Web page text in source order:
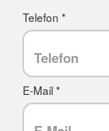
Telefon *
E-Mail *